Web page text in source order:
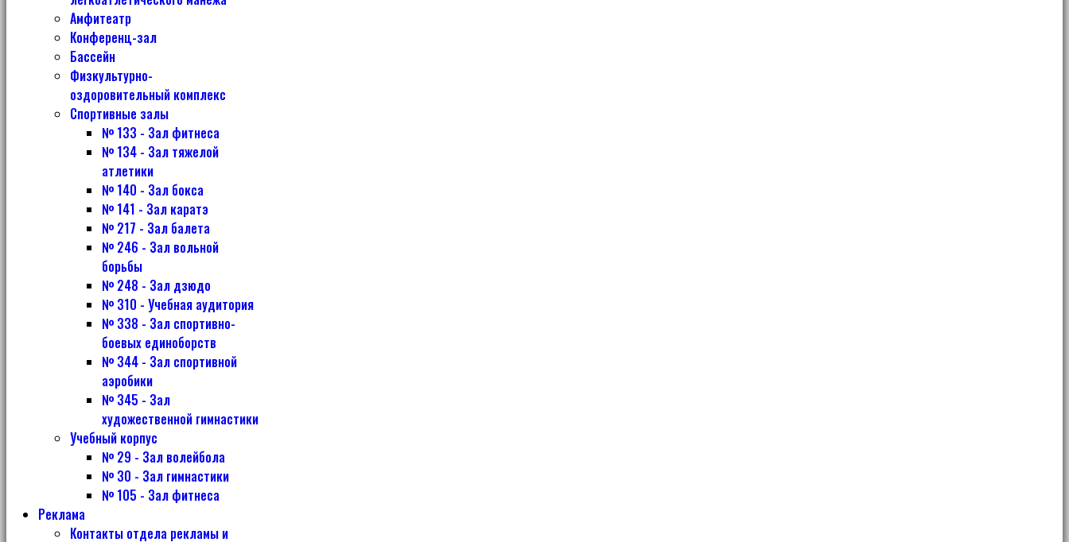
Амфитеатр
Конференц-зал
Бассейн
Физкультурно-
оздоровительный комплекс
Спортивные залы
№ 133 - Зал фитнеса
№ 134 - Зал тяжелой
атлетики
№ 140 - Зал бокса
№ 141 - Зал каратэ
№ 217 - Зал балета
№ 246 - Зал вольной
борьбы
№ 248 - Зал дзюдо
№ 310 - Учебная аудитория
№ 338 - Зал спортивно-
боевых единоборств
№ 344 - Зал спортивной
аэробики
№ 345 - Зал
художественной гимнастики
Учебный корпус
№ 29 - Зал волейбола
№ 30 - Зал гимнастики
№ 105 - Зал фитнеса
Реклама
Контакты отдела рекламы и